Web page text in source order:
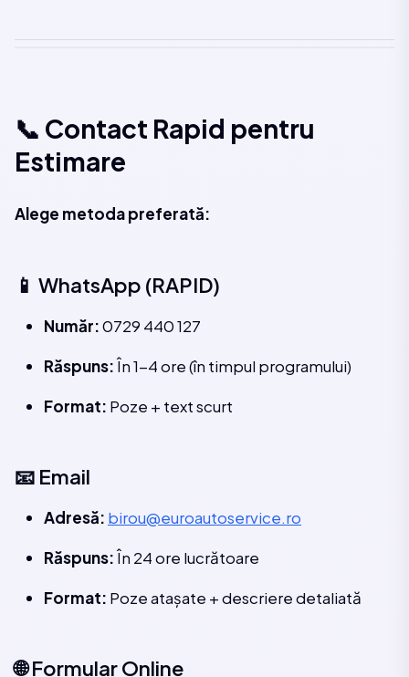
📞 Contact Rapid pentru
Estimare
Alege metoda preferată:
📱 WhatsApp (RAPID)
Număr:0729 440 127
Răspuns:În 1-4 ore (în timpul programului)
Format: Poze + text scurt
📧 Email
Adresă: birou@euroautoservice.ro
Răspuns:În 24 ore lucrătoare
Format: Poze atașate + descriere detaliată
🌐 Formular Online